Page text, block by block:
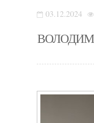
03.12.2024